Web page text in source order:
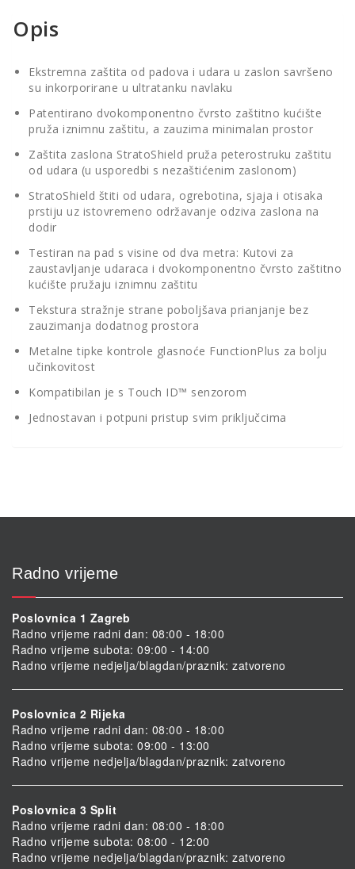
Opis
Ekstremna zaštita od padova i udara u zaslon savršeno
su inkorporirane u ultratanku navlaku
Patentirano dvokomponentno čvrsto zaštitno kućište
pruža iznimnu zaštitu, a zauzima minimalan prostor
Zaštita zaslona StratoShield pruža peterostruku zaštitu
od udara (u usporedbi s nezaštićenim zaslonom)
StratoShield štiti od udara, ogrebotina, sjaja i otisaka
prstiju uz istovremeno održavanje odziva zaslona na
dodir
Testiran na pad s visine od dva metra: Kutovi za
zaustavljanje udaraca i dvokomponentno čvrsto zaštitno
kućište pružaju iznimnu zaštitu
Tekstura stražnje strane poboljšava prianjanje bez
zauzimanja dodatnog prostora
Metalne tipke kontrole glasnoće FunctionPlus za bolju
učinkovitost
Kompatibilan je s Touch ID™ senzorom
Jednostavan i potpuni pristup svim priključcima
Radno vrijeme
Poslovnica 1 Zagreb
Radno vrijeme radni dan: 08:00 - 18:00
Radno vrijeme subota: 09:00 - 14:00
Radno vrijeme nedjelja/blagdan/praznik: zatvoreno
Poslovnica 2 Rijeka
Radno vrijeme radni dan: 08:00 - 18:00
Radno vrijeme subota: 09:00 - 13:00
Radno vrijeme nedjelja/blagdan/praznik: zatvoreno
Poslovnica 3 Split
Radno vrijeme radni dan: 08:00 - 18:00
Radno vrijeme subota: 08:00 - 12:00
Radno vrijeme nedjelja/blagdan/praznik: zatvoreno